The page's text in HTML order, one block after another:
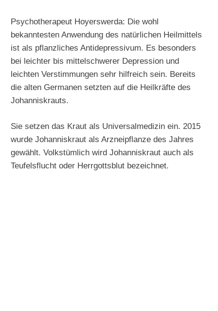
Psychotherapeut Hoyerswerda: Die wohl
bekanntesten Anwendung des natürlichen Heilmittels
ist als pflanzliches Antidepressivum. Es besonders
bei leichter bis mittelschwerer Depression und
leichten Verstimmungen sehr hilfreich sein. Bereits
die alten Germanen setzten auf die Heilkräfte des
Johanniskrauts.
Sie setzen das Kraut als Universalmedizin ein. 2015
wurde Johanniskraut als Arzneipflanze des Jahres
gewählt. Volkstümlich wird Johanniskraut auch als
Teufelsflucht oder Herrgottsblut bezeichnet.